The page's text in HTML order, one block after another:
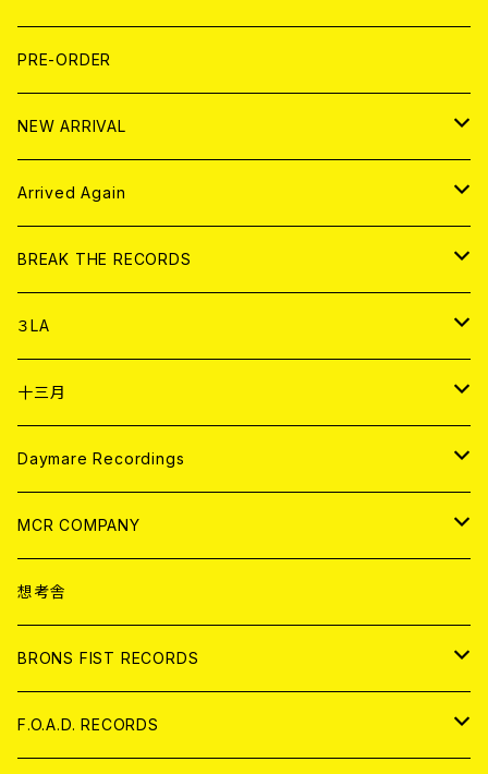
LP
HOOD
T-shirt
HOOD
BOLLOCKS
EL ZINE
写真集 (PHOTOBOOK)
CD
アナログ
アパレル
書籍
DIGITAL CONTENTS
PRE-ORDER
NEW ARRIVAL
CD
アナログ
Arrived Again
CD
アナログ
BREAK THE RECORDS
CD
ANALOG
アパレル
３LA
CD
ANALOG
十三月
CD
ANALOG
Daymare Recordings
CD
ANALOG
MCR COMPANY
CD
アパレル
ANALOG
想考舎
BRONS FIST RECORDS
CD
F.O.A.D. RECORDS